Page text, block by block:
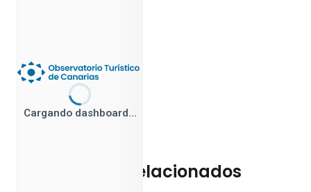
Cargando dashboard…
Documentos relacionados